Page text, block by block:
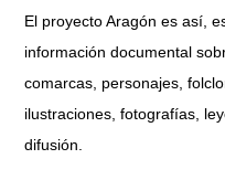
El proyecto Aragón es así,
información documental
comarcas, personajes,
ilustraciones, fotografías,
difusión.